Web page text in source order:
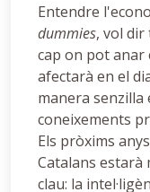
Entendre
dummies, vol dir
cap on pot anar
afectarà en el
manera senzilla
coneixements
Els pròxims
Catalans estarà
clau: la